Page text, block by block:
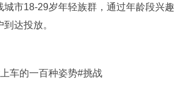
城市18-29岁年轻族群，通过年龄段兴趣
达投放。
车的一百种姿势#挑战